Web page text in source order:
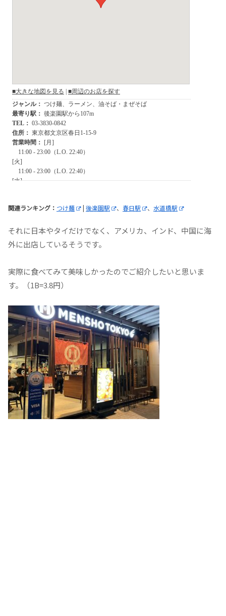
関連ランキング： つけ麺 | 後楽園駅 、 春日駅 、 水道橋駅
それに日本やタイだけでなく、アメリカ、インド、中国に海
外に出店しているそうです。
実際に食べてみて美味しかったのでご紹介したいと思いま
す。（1B=3.8円）